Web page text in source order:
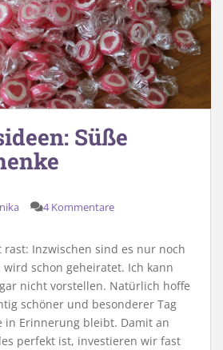
Süße
4 Kommentare
rast: Inzwischen sind es nur noch
schon geheiratet. Ich kann
nicht vorstellen. Natürlich hoffe
schöner und besonderer Tag
in Erinnerung bleibt. Damit an
perfekt ist, investieren wir fast